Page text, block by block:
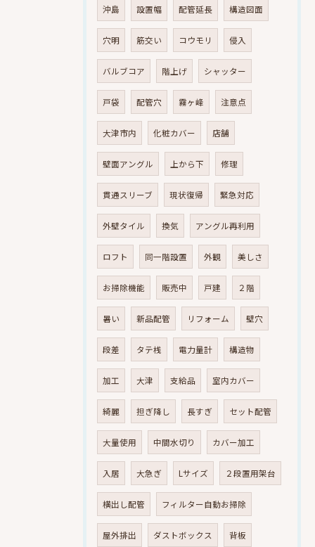
沖島 設置幅 配管延長 構造図面
穴明 筋交い コウモリ 侵入
バルブコア 階上げ シャッター
戸袋 配管穴 霧ヶ峰 注意点
大津市内 化粧カバー 店舗
壁面アングル 上から下 修理
貫通スリーブ 現状復帰 緊急対応
外壁タイル 換気 アングル再利用
ロフト 同一階設置 外観 美しさ
お掃除機能 販売中 戸建 ２階
暑い 新品配管 リフォーム 壁穴
段差 タテ桟 電力量計 構造物
加工 大津 支給品 室内カバー
綺麗 担ぎ降し 長すぎ セット配管
大量使用 中間水切り カバー加工
入居 大急ぎ Lサイズ ２段置用架台
横出し配管 フィルター自動お掃除
屋外排出 ダストボックス 背板